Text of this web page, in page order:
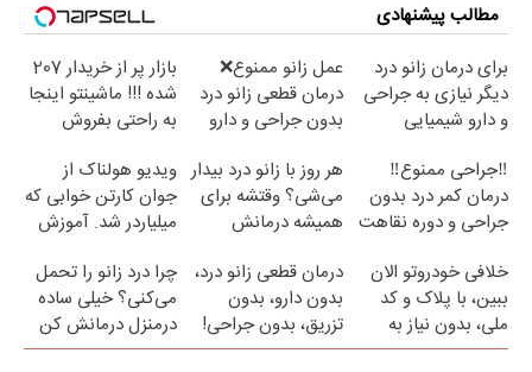
مطالب پیشنهادی
برای درمان زانو درد
دیگر نیازی به جراحی
و دارو شیمیایی
عمل زانو ممنوع❌
درمان قطعی زانو درد
بدون جراحی و دارو
بازار پر از خریدار 207
شده !!! ماشینتو اینجا
به راحتی بفروش
‼️جراحی ممنوع‼️
درمان کمر درد بدون
جراحی و دوره نقاهت
هر روز با زانو درد بیدار
می‌شی؟ وقتشه برای
همیشه درمانش
ویدیو هولناک از
جوان کارتن خوابی که
میلیاردر شد. آموزش
خلافی خودروتو الان
ببین، با پلاک و کد
ملی، بدون نیاز به
مراجعه حضوری
درمان قطعی زانو درد،
بدون دارو، بدون
تزریق، بدون جراحی!
(پرسش‌نامه)
چرا درد زانو را تحمل
می‌کنی؟ خیلی ساده
درمنزل درمانش کن